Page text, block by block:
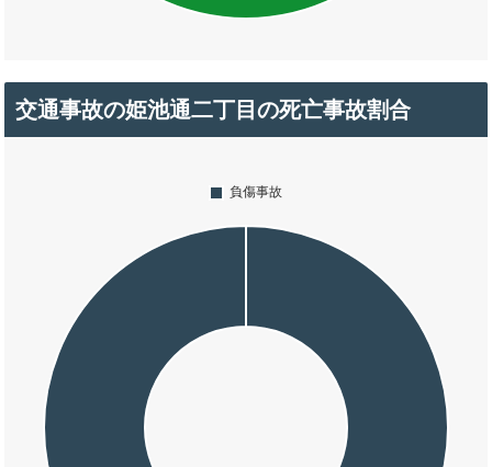
交通事故の姫池通二丁目の死亡事故割合